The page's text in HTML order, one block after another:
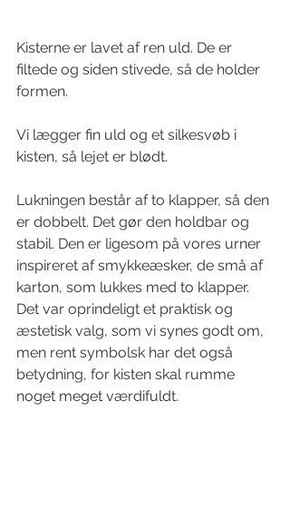
Kisterne er lavet af ren uld. De er
filtede og siden stivede, så de holder
formen.
Vi lægger fin uld og et silkesvøb i
kisten, så lejet er blødt.
Lukningen består af to klapper, så den
er dobbelt. Det gør den holdbar og
stabil. Den er ligesom på vores urner
inspireret af smykkeæsker, de små af
karton, som lukkes med to klapper.
Det var oprindeligt et praktisk og
æstetisk valg, som vi synes godt om,
men rent symbolsk har det også
betydning, for kisten skal rumme
noget meget værdifuldt.